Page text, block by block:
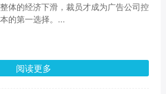
体的经济下滑，裁员才成为广告公司控
的第一选择。...
阅读更多